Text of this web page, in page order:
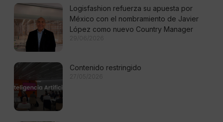
Logisfashion refuerza su apuesta por
México con el nombramiento de Javier
López como nuevo Country Manager
29/06/2026
Contenido restringido
27/05/2026